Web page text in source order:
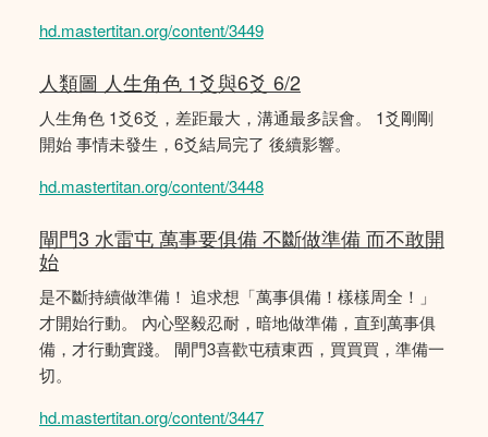
hd.mastertitan.org/content/3449
人類圖 人生角色 1爻與6爻 6/2
人生角色 1爻6爻，差距最大，溝通最多誤會。 1爻剛剛
開始 事情未發生，6爻結局完了 後續影響。
hd.mastertitan.org/content/3448
閘門3 水雷屯 萬事要俱備 不斷做準備 而不敢開
始
是不斷持續做準備！ 追求想「萬事俱備！樣樣周全！」
才開始行動。 內心堅毅忍耐，暗地做準備，直到萬事俱
備，才行動實踐。 閘門3喜歡屯積東西，買買買，準備一
切。
hd.mastertitan.org/content/3447